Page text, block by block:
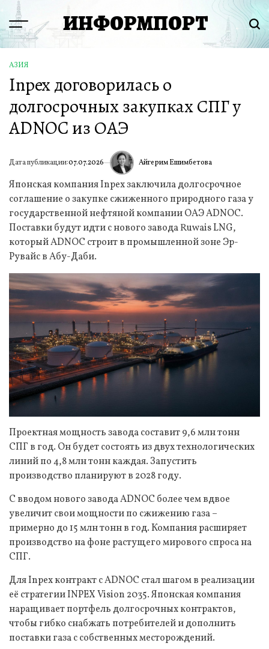
Перейти
содержимому
Menu ИНФОРМПОРТ
ОПУБЛИКОВАНО
В
АЗИЯ
Inpex договорилась о
долгосрочных закупках СПГ у
ADNOC из ОАЭ
Дата публикации:07.07.2026 ИА Айгерим Ешимбетова
Японская компания Inpex заключила долгосрочное
соглашение о закупке сжиженного природного газа у
государственной нефтяной компании ОАЭ ADNOC.
Поставки будут идти с нового завода Ruwais LNG,
который ADNOC строит в промышленной зоне Эр-
Рувайс в Абу-Даби.
Проектная мощность завода составит 9,6 млн тонн
СПГ в год. Он будет состоять из двух технологических
линий по 4,8 млн тонн каждая. Запустить
производство планируют в 2028 году.
С вводом нового завода ADNOC более чем вдвое
увеличит свои мощности по сжижению газа –
примерно до 15 млн тонн в год. Компания расширяет
производство на фоне растущего мирового спроса на
СПГ.
Для Inpex контракт с ADNOC стал шагом в реализации
её стратегии INPEX Vision 2035. Японская компания
наращивает портфель долгосрочных контрактов,
чтобы гибко снабжать потребителей и дополнить
поставки газа с собственных месторождений.